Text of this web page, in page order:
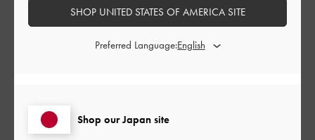
フィルター
並べ替え: 最新
可愛くて使いやすいです
Shop our Japan site
SHOP UNITED STATES OF AMERICA SITE
Preferred Language: